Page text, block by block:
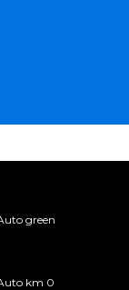
green
km 0